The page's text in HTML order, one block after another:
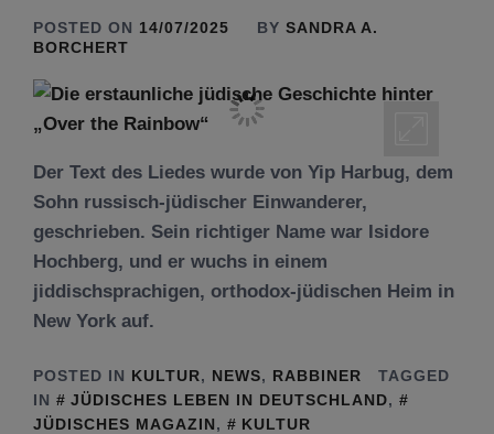
POSTED ON 14/07/2025 BY SANDRA A.
BORCHERT
Der Text des Liedes wurde von Yip Harbug, dem
Sohn russisch-jüdischer Einwanderer,
geschrieben. Sein richtiger Name war Isidore
Hochberg, und er wuchs in einem
jiddischsprachigen, orthodox-jüdischen Heim in
New York auf.
POSTED IN KULTUR, NEWS, RABBINER
TAGGED
IN
JÜDISCHES LEBEN IN DEUTSCHLAND,
JÜDISCHES MAGAZIN, KULTUR